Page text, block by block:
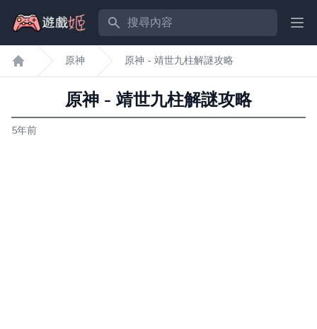
搜尋內容
遊戲姬首頁
原神 原神 - 靖世九柱解謎攻略
原神 - 靖世九柱解謎攻略
5年前